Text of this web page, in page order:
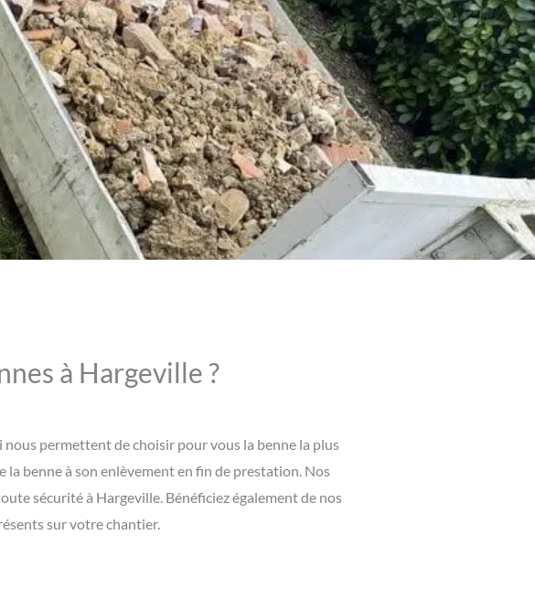
à Hargeville ?
permettent de choisir pour vous la benne la plus
la benne à son enlèvement en fin de prestation. Nos
sécurité à Hargeville. Bénéficiez également de nos
sur votre chantier.